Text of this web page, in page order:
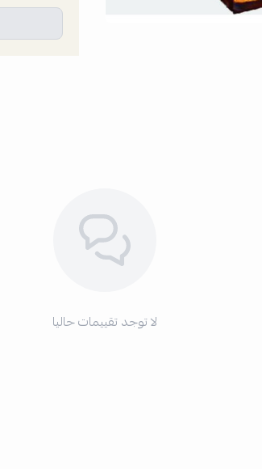
لا توجد تقييمات حاليا